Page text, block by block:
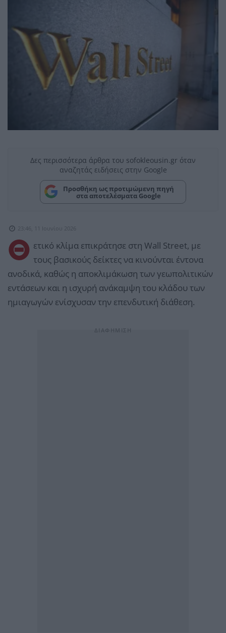
Δες περισσότερα άρθρα του sofokleousin.gr όταν
αναζητάς ειδήσεις στην Google
Προσθήκη ως προτιμώμενη πηγή
στα αποτελέσματα Google
23:46, 11 Ιουνίου 2026
Θ ετικό κλίμα επικράτησε στη Wall Street, με
τους βασικούς δείκτες να κινούνται έντονα
ανοδικά, καθώς η αποκλιμάκωση των γεωπολιτικών
εντάσεων και η ισχυρή ανάκαμψη του κλάδου των
ημιαγωγών ενίσχυσαν την επενδυτική διάθεση.